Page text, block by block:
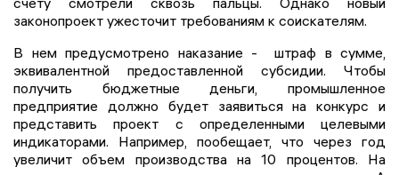
законопроект ужесточит требованиям к соискателям.
В нем предусмотрено наказание - штраф в сумме,
эквивалентной предоставленной субсидии. Чтобы
получить бюджетные деньги, промышленное
предприятие должно будет заявиться на конкурс и
представить проект с определенными целевыми
индикаторами. Например, пообещает, что через год
увеличит объем производства на 10 процентов. На